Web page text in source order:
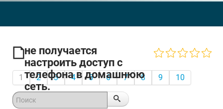
не получается
настроить доступ с
телефона в домашнюю
сеть.
1 2 3 4 5 6 7 8 9 10